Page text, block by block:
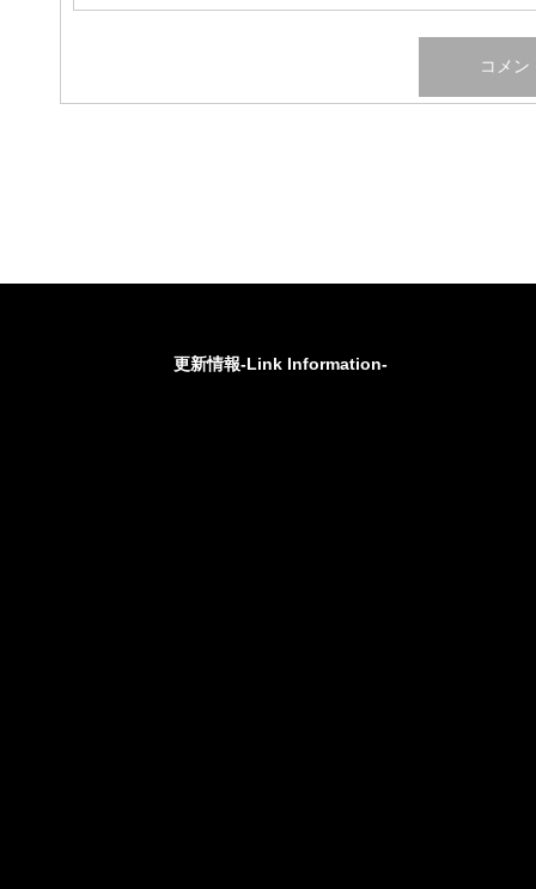
更新情報-Link Information-